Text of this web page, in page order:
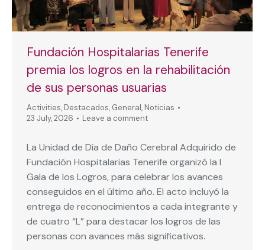
Fundación Hospitalarias Tenerife
premia los logros en la rehabilitación
de sus personas usuarias
Activities, Destacados, General, Noticias
23 July, 2026
Leave a comment
La Unidad de Día de Daño Cerebral Adquirido de
Fundación Hospitalarias Tenerife organizó la I
Gala de los Logros, para celebrar los avances
conseguidos en el último año. El acto incluyó la
entrega de reconocimientos a cada integrante y
de cuatro “L” para destacar los logros de las
personas con avances más significativos.